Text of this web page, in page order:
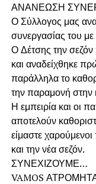
ΑΝΑΝΕΩΣΗ
Ο Σύλλογος μας
συνεργασίας του
Ο Δέτσης την
και αναδείχθηκε
παράλληλα το
την παραμονή στην
Η εμπειρία και οι
αποτελούν
είμαστε
και την νέα σεζόν.
ΣΥΝΕΧΙΖΟΥΜΕ…
VAMOS